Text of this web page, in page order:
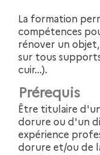
La formation
compétences
rénover un
sur tous
cuir...).
Prérequis
Être titulaire d'un BMA Art de la reliure et de la
dorure ou d'un
expérience
dorure et/ou de